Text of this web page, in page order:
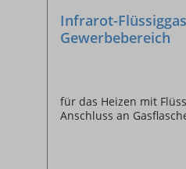
Infrarot-
Gewerbebereich
für das Heizen mit
Anschluss an